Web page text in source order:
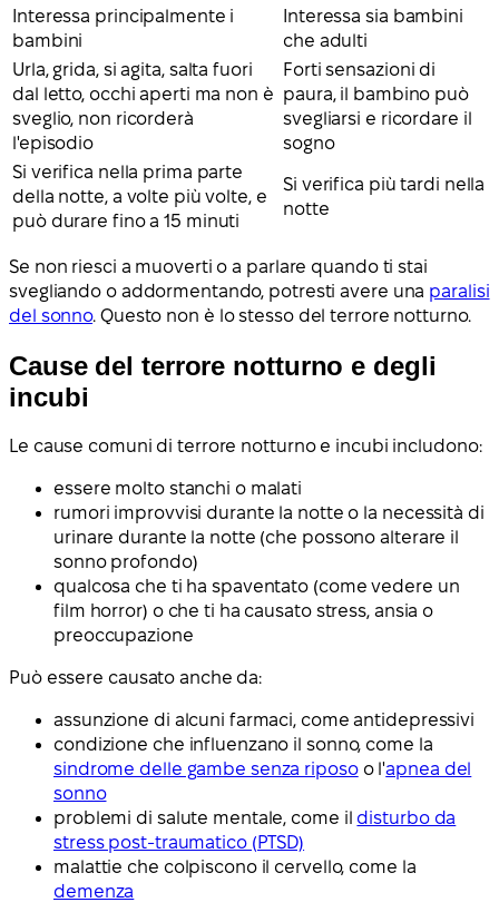
Interessa principalmente i
bambini
Interessa sia bambini
che adulti
Urla, grida, si agita, salta fuori
dal letto, occhi aperti ma non è
sveglio, non ricorderà
l'episodio
Forti sensazioni di
paura, il bambino può
svegliarsi e ricordare il
sogno
Si verifica nella prima parte
della notte, a volte più volte, e
può durare fino a 15 minuti
Si verifica più tardi nella
notte
Se non riesci a muoverti o a parlare quando ti stai
svegliando o addormentando, potresti avere una paralisi
del sonno. Questo non è lo stesso del terrore notturno.
Cause del terrore notturno e degli
incubi
Le cause comuni di terrore notturno e incubi includono:
essere molto stanchi o malati
rumori improvvisi durante la notte o la necessità di
urinare durante la notte (che possono alterare il
sonno profondo)
qualcosa che ti ha spaventato (come vedere un
film horror) o che ti ha causato stress, ansia o
preoccupazione
Può essere causato anche da:
assunzione di alcuni farmaci, come antidepressivi
condizione che influenzano il sonno, come la
sindrome delle gambe senza riposoo l'apnea del
sonno
problemi di salute mentale, come il disturbo da
stress post-traumatico (PTSD)
malattie che colpiscono il cervello, come la
demenza